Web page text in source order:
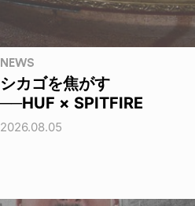
NEWS
シカゴを焦がす
──HUF × SPITFIRE
2026.08.05